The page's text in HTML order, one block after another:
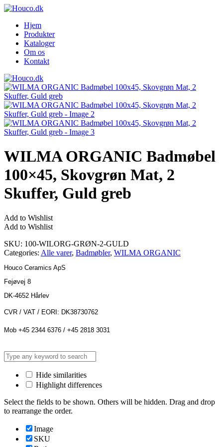
Hjem
Produkter
Kataloger
Om os
Kontakt
WILMA ORGANIC Badmøbel
100×45, Skovgrøn Mat, 2
Skuffer, Guld greb
Add to Wishlist
Add to Wishlist
SKU: 100-WILORG-GRØN-2-GULD
Categories: Alle varer, Badmøbler, WILMA ORGANIC
Houco Ceramics ApS
Fejøvej 8
DK-4652 Hårlev
CVR / VAT / EORI: DK38730762
Mob +45 2344 6376 / +45 2818 3031
Hide similarities
Highlight differences
Select the fields to be shown. Others will be hidden. Drag and drop
to rearrange the order.
Image
SKU